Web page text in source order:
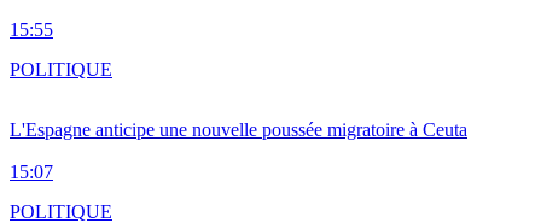
15:55
L'Espagne anticipe une nouvelle poussée migratoire à Ceuta
15:07
POLITIQUE
POLITIQUE